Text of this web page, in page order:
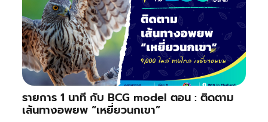
รายการ 1 นาที กับ BCG model ตอน : ติดตาม
เส้นทางอพยพ “เหยี่ยวนกเขา”